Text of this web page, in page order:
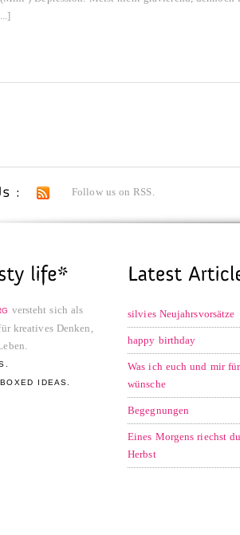
Follow us on RSS.
versteht sich als
kreatives Denken,
IDEAS.
silvies Neujahrsvorsätze
happy birthday
Was ich euch und mir
wünsche
Begegnungen
Eines Morgens riechst
Herbst